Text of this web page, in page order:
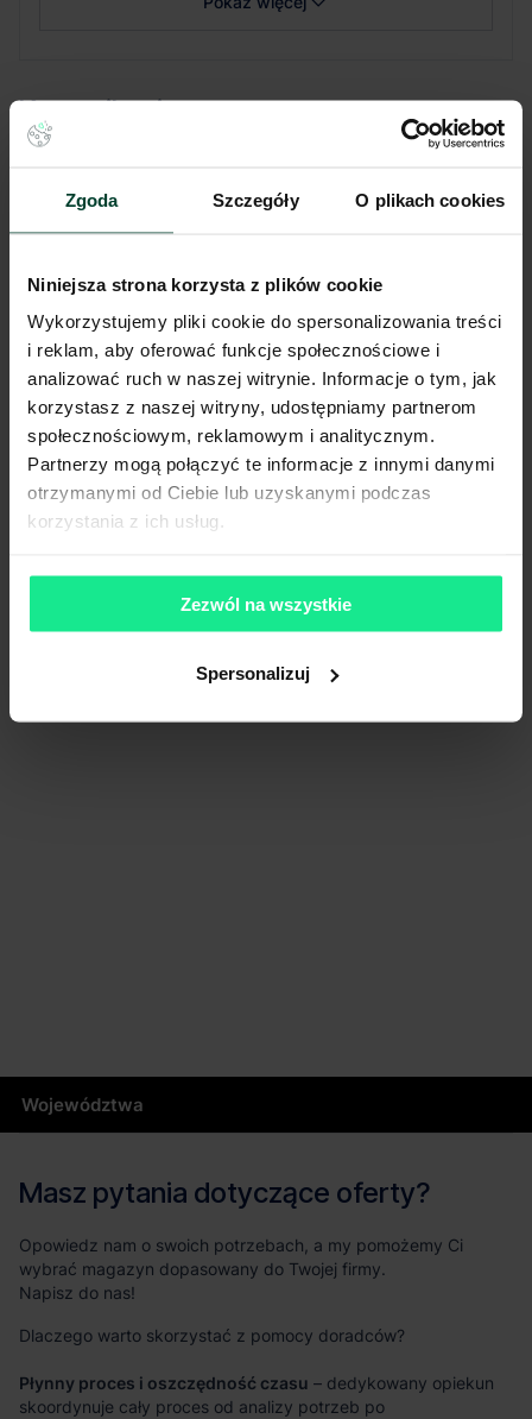
Zgoda Szczegóły O plikach cookies
Niniejsza strona korzysta z plików cookie
Wykorzystujemy pliki cookie do spersonalizowania treści
i reklam, aby oferować funkcje społecznościowe i
analizować ruch w naszej witrynie. Informacje o tym, jak
korzystasz z naszej witryny, udostępniamy partnerom
społecznościowym, reklamowym i analitycznym.
Partnerzy mogą połączyć te informacje z innymi danymi
otrzymanymi od Ciebie lub uzyskanymi podczas
korzystania z ich usług.
Zezwól na wszystkie
Spersonalizuj
Komunikacja
96 km
Autostrada / droga ekspresowa
1 km
Transport publiczny
Lokalizacja magazynu
Niniejsze ogłoszenie ma charakter wyłącznie informacyjny i nie stanowi
oferty w myśl art. 66 § 1. Kodeksu Cywilnego. CBRE sp. z o.o. nie
odpowiada za ewentualne błędy lub nieaktualność ogłoszenia.
Ogłoszenia, cenniki i inne informacje zawarte na stronie internetowej
mogą się różnić od danych rzeczywistych. Publikacja ogłoszenia nie
gwarantuje dostępności prezentowanych nieruchomości. Weryfikacja
dostępności odbywa się po wysłaniu formularza kontaktowego.
Województwa
Masz pytania dotyczące oferty?
Opowiedz nam o swoich potrzebach, a my pomożemy Ci
wybrać magazyn dopasowany do Twojej firmy.
Napisz do nas!
Dlaczego warto skorzystać z pomocy doradców?
Płynny proces i oszczędność czasu – dedykowany opiekun
skoordynuje cały proces od analizy potrzeb po